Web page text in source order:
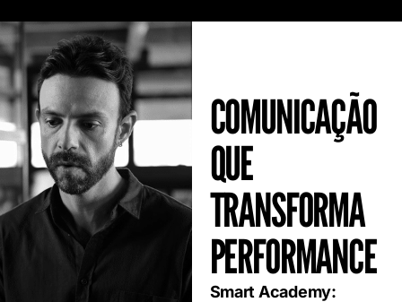
COMUNICAÇÃO
QUE
TRANSFORMA
PERFORMANCE
Smart Academy: